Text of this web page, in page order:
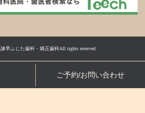
諫早ふじた歯科・矯正歯科All rights reserved.
ご予約/お問い合わせ